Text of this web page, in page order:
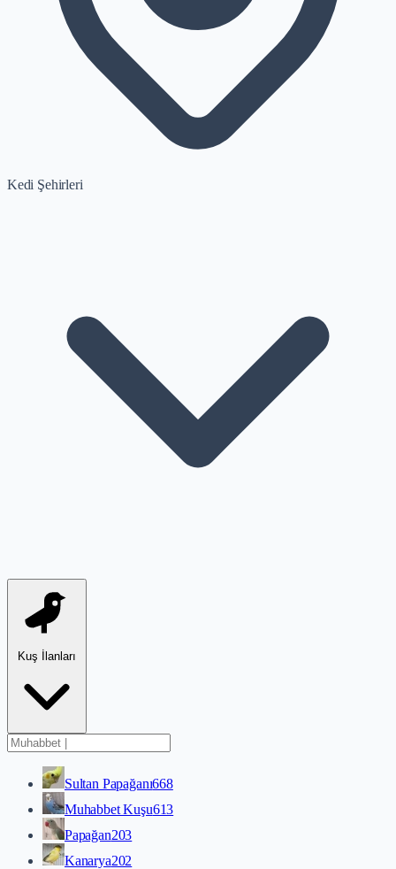
Kedi Şehirleri
Kuş İlanları
Sultan Papağanı668
Muhabbet Kuşu613
Papağan203
Kanarya202